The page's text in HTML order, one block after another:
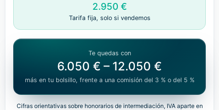
2.950 €
Tarifa fija, solo si vendemos
Te quedas con
6.050 € – 12.050 €
más en tu bolsillo, frente a una comisión del 3 % o del 5 %
Cifras orientativas sobre honorarios de intermediación, IVA aparte en